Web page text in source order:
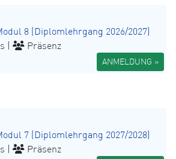
8 (Diplomlehrgang 2026/2027)
| Präsenz
ANMELDUNG »
7 (Diplomlehrgang 2027/2028)
| Präsenz